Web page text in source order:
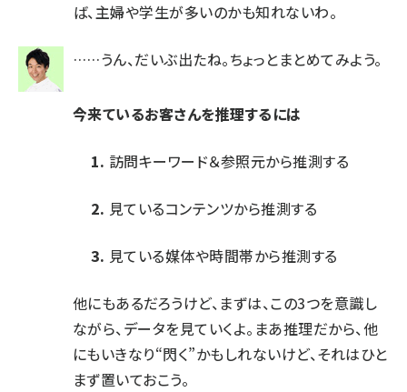
ば、主婦や学生が多いのかも知れないわ。
……うん、だいぶ出たね。ちょっとまとめてみよう。
今来ているお客さんを推理するには
訪問キーワード＆参照元から推測する
見ているコンテンツから推測する
見ている媒体や時間帯から推測する
他にもあるだろうけど、まずは、この3つを意識し
ながら、データを見ていくよ。まあ推理だから、他
にもいきなり“閃く”かもしれないけど、それはひと
まず置いておこう。